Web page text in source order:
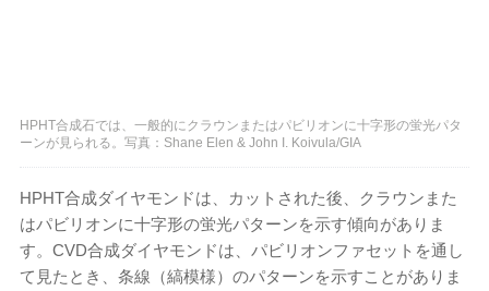
HPHT合成石では、一般的にクラウンまたはパビリオンに十字形の蛍光パタ
ーンが見られる。写真：Shane Elen & John I. Koivula/GIA
HPHT合成ダイヤモンドは、カットされた後、クラウンまた
はパビリオンに十字形の蛍光パターンを示す傾向がありま
す。CVD合成ダイヤモンドは、パビリオンファセットを通し
て見たとき、条線（縞模様）のパターンを示すことがありま